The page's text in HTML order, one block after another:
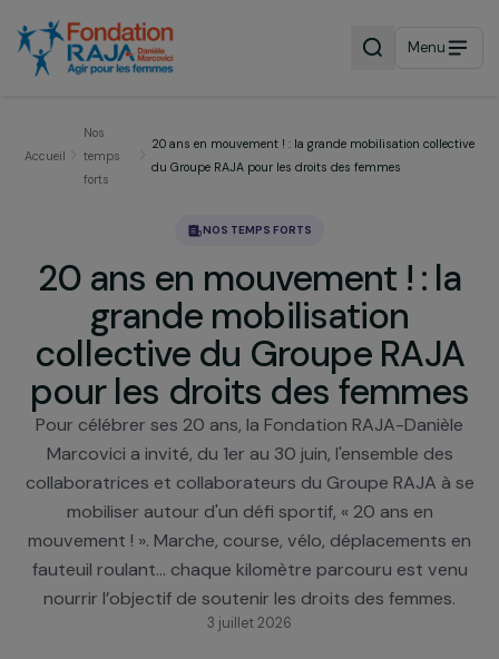
Menu
temps
20 ans en mouvement ! : la grande mobilisation
20 ans en mouvement ! :
grande mobilisation
collective du Groupe
pour les droits des
Pour célébrer ses 20 ans, la Fondation RAJA-
Marcovici a invité, du 1er au 30 juin, l'ensemble
collaboratrices et collaborateurs du Groupe RAJA
mobiliser autour d'un défi sportif, « 20 ans en
mouvement ! ». Marche, course, vélo,
fauteuil roulant… chaque kilomètre parcouru est